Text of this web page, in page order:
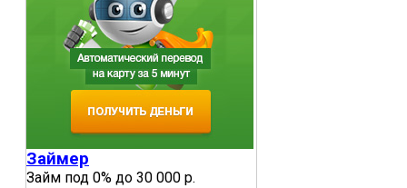
Займер
Займ под 0% до 30 000 р.